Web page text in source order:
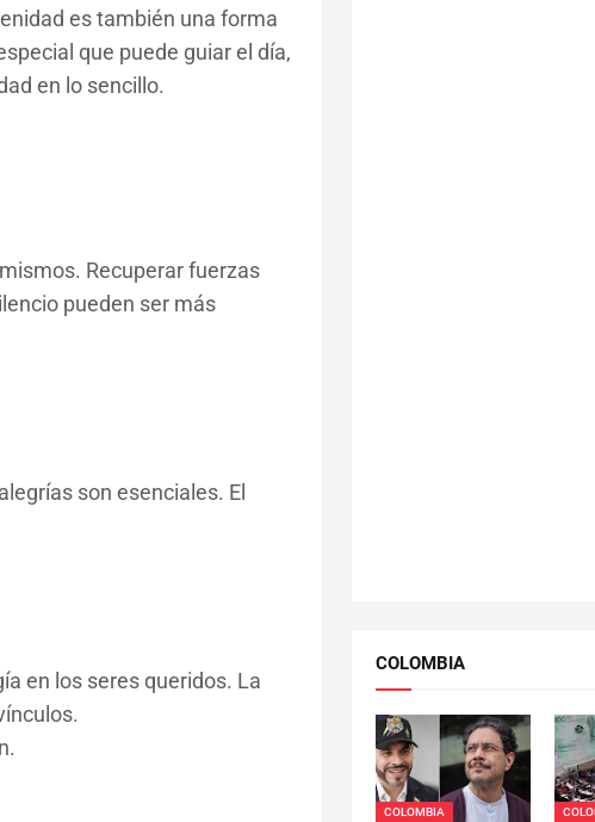
es también una forma
que puede guiar el día,
en lo sencillo.
Recuperar fuerzas
pueden ser más
son esenciales. El
en los seres queridos. La
COLOMBIA
COLOMBIA